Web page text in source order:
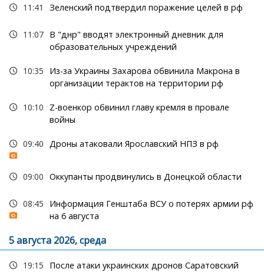
11:41 Зеленский подтвердил поражение целей в рф
11:07 В "днр" вводят электронный дневник для
образовательных учреждений
10:35
Из-за Украины Захарова обвинила Макрона в
организации терактов на территории рф
10:10
Z-военкор обвинил главу кремля в провале
войны
09:40 Дроны атаковали Ярославский НПЗ в рф
09:00 Оккупанты продвинулись в Донецкой области
08:45
Информация Генштаба ВСУ о потерях армии рф
на 6 августа
5 августа 2026, среда
19:15 После атаки украинских дронов Саратовский